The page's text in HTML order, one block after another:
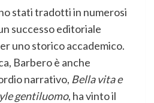
stati tradotti in numerosi
successo editoriale
uno storico accademico.
Barbero è anche
narrativo, Bella vita e
gentiluomo, ha vinto il